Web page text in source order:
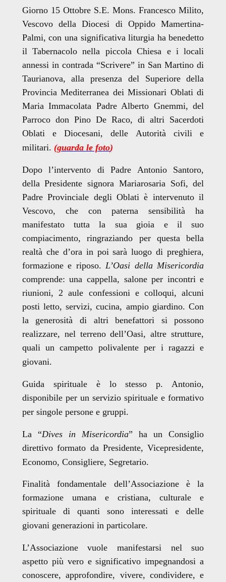
Giorno 15 Ottobre S.E. Mons. Francesco Milito,
Vescovo della Diocesi di Oppido Mamertina-
Palmi, con una significativa liturgia ha benedetto
il Tabernacolo nella piccola Chiesa e i locali
annessi in contrada “Scrivere” in San Martino di
Taurianova, alla presenza del Superiore della
Provincia Mediterranea dei Missionari Oblati di
Maria Immacolata Padre Alberto Gnemmi, del
Parroco don Pino De Raco, di altri Sacerdoti
Oblati e Diocesani, delle Autorità civili e
militari. (guarda le foto)
Dopo l’intervento di Padre Antonio Santoro,
della Presidente signora Mariarosaria Sofi, del
Padre Provinciale degli Oblati è intervenuto il
Vescovo, che con paterna sensibilità ha
manifestato tutta la sua gioia e il suo
compiacimento, ringraziando per questa bella
realtà che d’ora in poi sarà luogo di preghiera,
formazione e riposo.L’Oasi della Misericordia
comprende: una cappella, salone per incontri e
riunioni, 2 aule confessioni e colloqui, alcuni
posti letto, servizi, cucina, ampio giardino. Con
la generosità di altri benefattori si possono
realizzare, nel terreno dell’Oasi, altre strutture,
quali un campetto polivalente per i ragazzi e
giovani.
Guida spirituale è lo stesso p. Antonio,
disponibile per un servizio spirituale e formativo
per singole persone e gruppi.
La “Dives in Misericordia” ha un Consiglio
direttivo formato da Presidente, Vicepresidente,
Economo, Consigliere, Segretario.
Finalità fondamentale dell’Associazione è la
formazione umana e cristiana, culturale e
spirituale di quanti sono interessati e delle
giovani generazioni in particolare.
L’Associazione vuole manifestarsi nel suo
aspetto più vero e significativo impegnandosi a
conoscere, approfondire, vivere, condividere, e